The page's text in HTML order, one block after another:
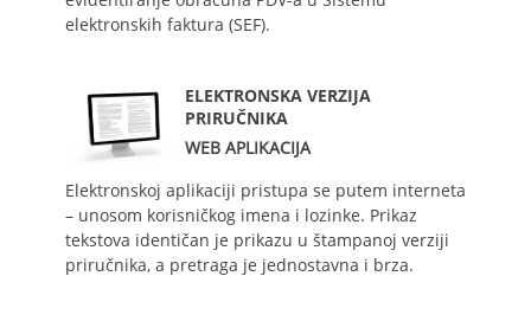
elektronskih faktura (SEF).
ELEKTRONSKA VERZIJA
PRIRUČNIKA
WEB APLIKACIJA
Elektronskoj aplikaciji pristupa se putem interneta
– unosom korisničkog imena i lozinke. Prikaz
tekstova identičan je prikazu u štampanoj verziji
priručnika, a pretraga je jednostavna i brza.